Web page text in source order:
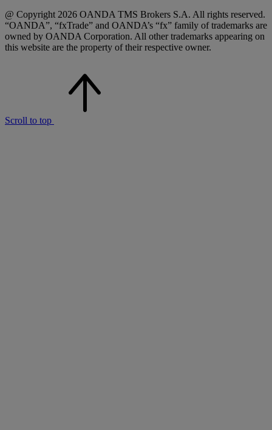
@ Copyright 2026 OANDA TMS Brokers S.A. All rights reserved.
“OANDA”, “fxTrade” and OANDA’s “fx” family of trademarks are
owned by OANDA Corporation. All other trademarks appearing on
this website are the property of their respective owner.
Scroll to top